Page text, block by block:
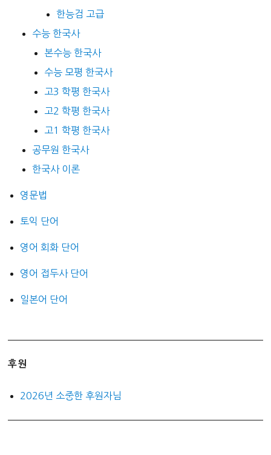
한능검 고급
수능 한국사
본수능 한국사
수능 모평 한국사
고3 학평 한국사
고2 학평 한국사
고1 학평 한국사
공무원 한국사
한국사 이론
영문법
토익 단어
영어 회화 단어
영어 접두사 단어
일본어 단어
후원
2026년 소중한 후원자님